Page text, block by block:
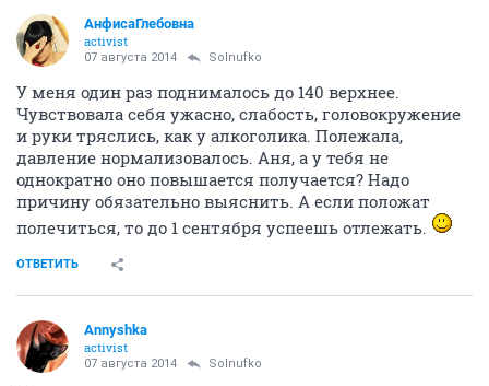
АнфисаГлебовна
activist
07 августа 2014 Solnufko
У меня один раз поднималось до 140 верхнее.
Чувствовала себя ужасно, слабость, головокружение
и руки тряслись, как у алкоголика. Полежала,
давление нормализовалось. Аня, а у тебя не
однократно оно повышается получается? Надо
причину обязательно выяснить. А если положат
полечиться, то до 1 сентября успеешь отлежать.
ОТВЕТИТЬ
Annyshka
activist
07 августа 2014 Solnufko